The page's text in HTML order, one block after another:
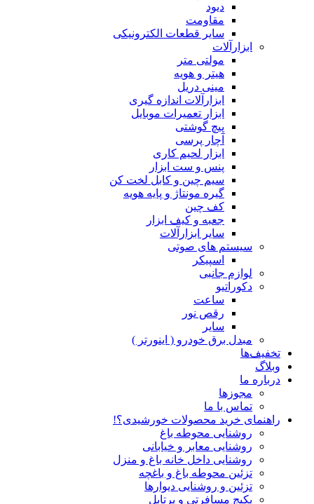
دیود
مقاومت
سایر قطعات الکترونیکی
ابزارآلات
مولتی متر
هیتر و هویه
مینی دریل
ابزارآلات اندازه گیری
ابزار تعمیرات موبایل
پیچ گوشتی
آچار پرسی
ابزار لحیم کاری
پنس و ست ابزار
سیم چین و کابل لخت کن
گیره مونتاژ و پایه هویه
کف چین
جعبه و کیف ابزار
سایر ابزارآلات
سیستم های صوتی
اسپیکر
لوازم جانبی
دکوراتیو
ساعت
رقص نور
سایر
مبدل برق خودرو ( اینورتر )
تخفیف‌ها
وبلاگ
درباره ما
مجوزها
تماس با ما
راهنمای خرید محصولات خورشیدی؟!
روشنایی محوطه باغ
روشنایی معابر و خیابانی
روشنایی داخل خانه باغ و منزل
تزئین محوطه باغ و باغچه
تزئین و روشنایی دیوارها
پکیج مسافرتی و پرتابل